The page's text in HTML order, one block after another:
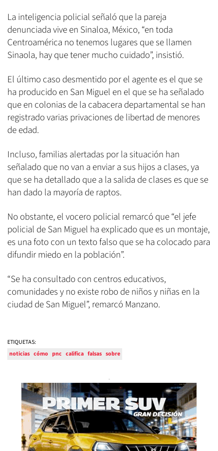
La inteligencia policial señaló que la pareja
denunciada vive en Sinaloa, México, “en toda
Centroamérica no tenemos lugares que se llamen
Sinaola, hay que tener mucho cuidado”, insistió.
El último caso desmentido por el agente es el que se
ha producido en San Miguel en el que se ha señalado
que en colonias de la cabacera departamental se han
registrado varias privaciones de libertad de menores
de edad.
Incluso, familias alertadas por la situación han
señalado que no van a enviar a sus hijos a clases, ya
que se ha detallado que a la salida de clases es que se
han dado la mayoría de raptos.
No obstante, el vocero policial remarcó que “el jefe
policial de San Miguel ha explicado que es un montaje,
es una foto con un texto falso que se ha colocado para
difundir miedo en la población”.
“Se ha consultado con centros educativos,
comunidades y no existe robo de niños y niñas en la
ciudad de San Miguel”, remarcó Manzano.
ETIQUETAS:
noticias cómo pnc califica falsas sobre